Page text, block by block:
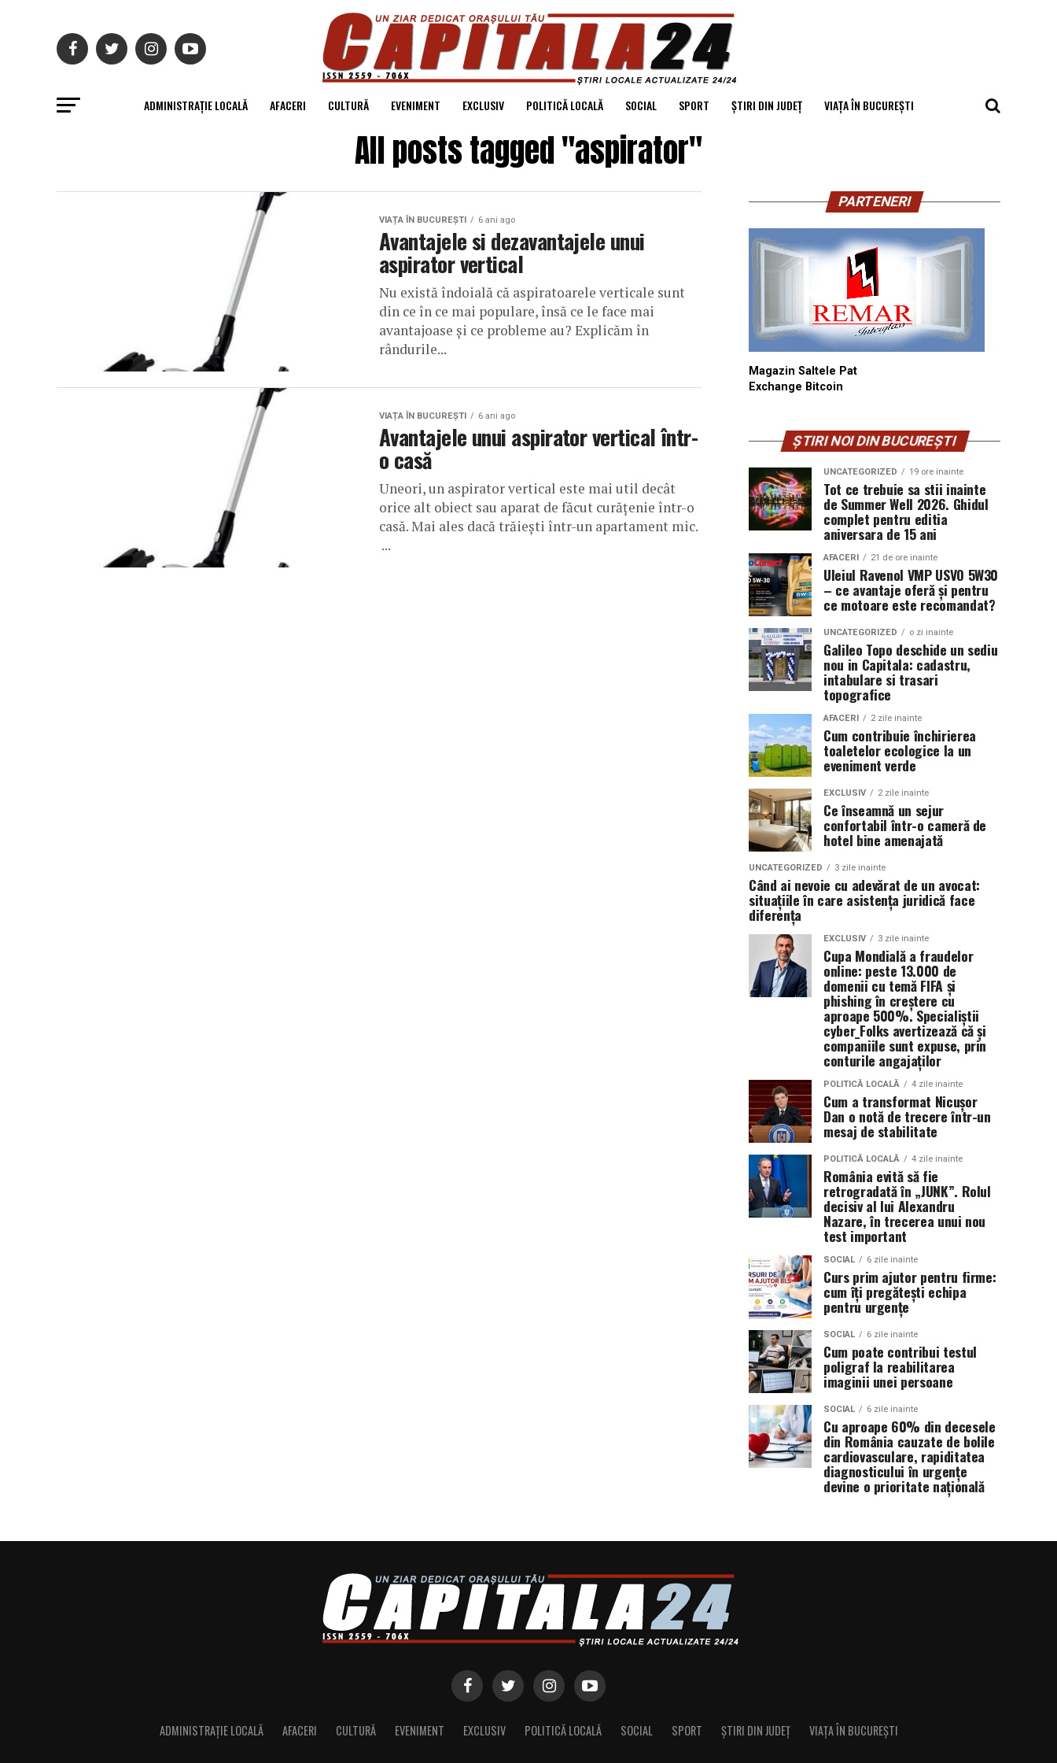
ADMINISTRAȚIE LOCALĂ AFACERI CULTURĂ EVENIMENT EXCLUSIV POLITICĂ LOCALĂ SOCIAL SPORT ȘTIRI DIN JUDEȚ VIAȚA ÎN BUCUREȘTI
All posts tagged "aspirator"
VIAȚA ÎN BUCUREȘTI 6 ani ago
Avantajele si dezavantajele unui
aspirator vertical
Nu există îndoială că aspiratoarele verticale sunt
din ce în ce mai populare, însă ce le face mai
avantajoase și ce probleme au? Explicăm în
rândurile...
VIAȚA ÎN BUCUREȘTI 6 ani ago
Avantajele unui aspirator vertical într-
o casă
Uneori, un aspirator vertical este mai util decât
orice alt obiect sau aparat de făcut curățenie într-o
casă. Mai ales dacă trăiești într-un apartament mic.
...
PARTENERI
Magazin Saltele Pat
Exchange Bitcoin
ȘTIRI NOI DIN BUCUREȘTI
UNCATEGORIZED 19 ore inainte
Tot ce trebuie sa stii inainte
de Summer Well 2026. Ghidul
complet pentru editia
aniversara de 15 ani
AFACERI 21 de ore inainte
Uleiul Ravenol VMP USVO 5W30
– ce avantaje oferă și pentru
ce motoare este recomandat?
UNCATEGORIZED o zi inainte
Galileo Topo deschide un sediu
nou in Capitala: cadastru,
intabulare si trasari
topografice
AFACERI 2 zile inainte
Cum contribuie închirierea
toaletelor ecologice la un
eveniment verde
EXCLUSIV 2 zile inainte
Ce înseamnă un sejur
confortabil într-o cameră de
hotel bine amenajată
UNCATEGORIZED 3 zile inainte
Când ai nevoie cu adevărat de un avocat:
situațiile în care asistența juridică face
diferența
EXCLUSIV 3 zile inainte
Cupa Mondială a fraudelor
online: peste 13.000 de
domenii cu temă FIFA și
phishing în creștere cu
aproape 500%. Specialiștii
cyber_Folks avertizează că și
companiile sunt expuse, prin
conturile angajaților
POLITICĂ LOCALĂ 4 zile inainte
Cum a transformat Nicușor
Dan o notă de trecere într-un
mesaj de stabilitate
POLITICĂ LOCALĂ 4 zile inainte
România evită să fie
retrogradată în „JUNK”. Rolul
decisiv al lui Alexandru
Nazare, în trecerea unui nou
test important
SOCIAL 6 zile inainte
Curs prim ajutor pentru firme:
cum îți pregătești echipa
pentru urgențe
SOCIAL 6 zile inainte
Cum poate contribui testul
poligraf la reabilitarea
imaginii unei persoane
SOCIAL 6 zile inainte
Cu aproape 60% din decesele
din România cauzate de bolile
cardiovasculare, rapiditatea
diagnosticului în urgențe
devine o prioritate națională
ADMINISTRAȚIE LOCALĂ AFACERI CULTURĂ EVENIMENT EXCLUSIV POLITICĂ LOCALĂ SOCIAL SPORT ȘTIRI DIN JUDEȚ VIAȚA ÎN BUCUREȘTI